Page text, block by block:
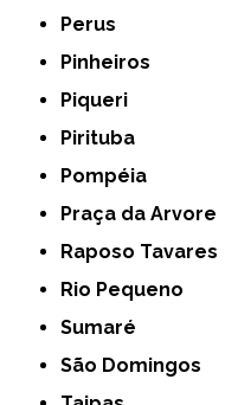
Perus
Pinheiros
Piqueri
Pirituba
Pompéia
Praça da Arvore
Raposo Tavares
Rio Pequeno
Sumaré
São Domingos